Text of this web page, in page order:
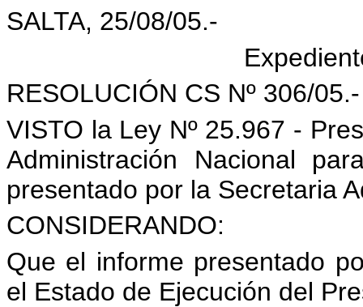
SALTA, 25/08/05.-
RESOLUCIÓN CS Nº 306/05.-
VISTO la Ley Nº 25.967 -
Administración Nacional
presentado por la Secretaria
CONSIDERANDO:
Que el informe presentado
el Estado de Ejecución del